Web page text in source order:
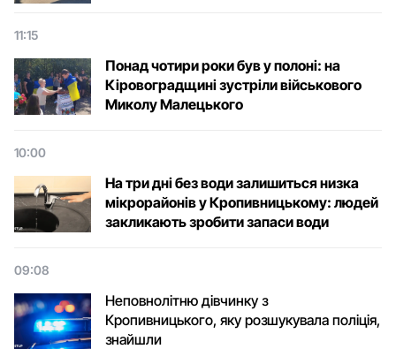
11:15
Понад чотири роки був у полоні: на
Кіровоградщині зустріли військового
Микoлу Малецькoгo
10:00
На три дні без води залишиться низка
мікрорайонів у Кропивницькому: людей
закликають зробити запаси води
09:08
Неповнолітню дівчинку з
Кропивницького, яку розшукувала поліція,
знайшли